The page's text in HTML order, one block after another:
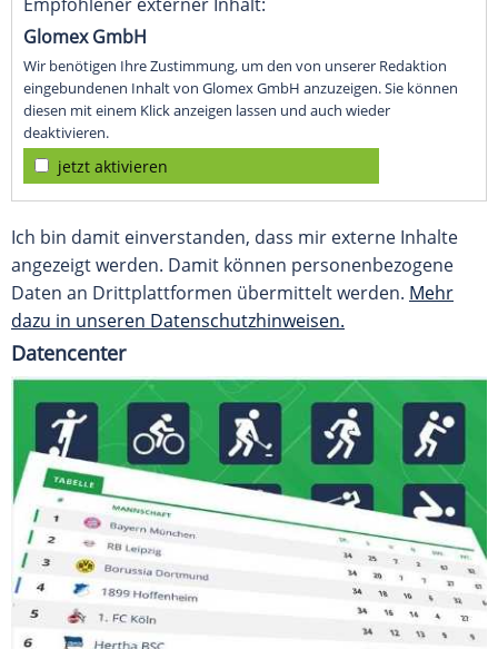
Glomex GmbH
Wir benötigen Ihre Zustimmung, um den von unserer Redaktion
eingebundenen Inhalt von Glomex GmbH anzuzeigen. Sie können
diesen mit einem Klick anzeigen lassen und auch wieder
deaktivieren.
jetzt aktivieren
Ich bin damit einverstanden, dass mir externe Inhalte
angezeigt werden. Damit können personenbezogene
Daten an Drittplattformen übermittelt werden. Mehr
dazu in unseren Datenschutzhinweisen.
Datencenter